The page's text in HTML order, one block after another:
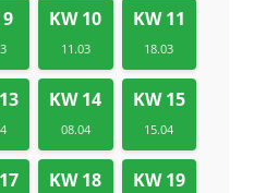
KW 10
11.03
KW 11
18.03
KW 14
08.04
KW 15
15.04
KW 18 KW 19